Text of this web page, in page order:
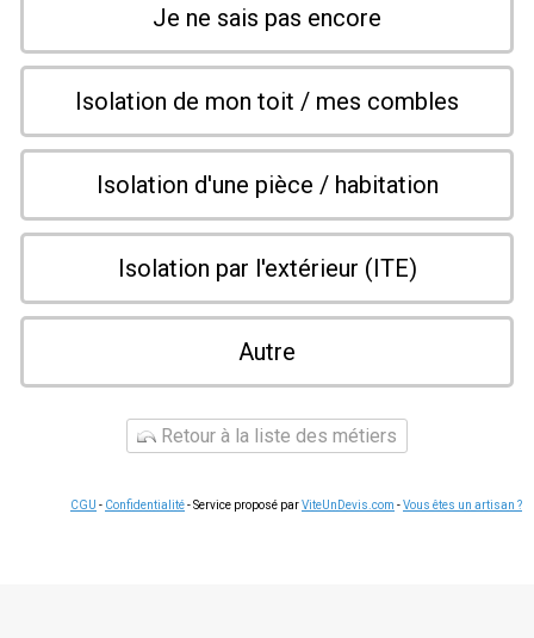
Je ne sais pas encore
Isolation de mon toit / mes combles
Isolation d'une pièce / habitation
Isolation par l'extérieur (ITE)
Autre
Retour à la liste des métiers
CGU - Confidentialité- Service proposé parViteUnDevis.com -Vous êtes un artisan ?